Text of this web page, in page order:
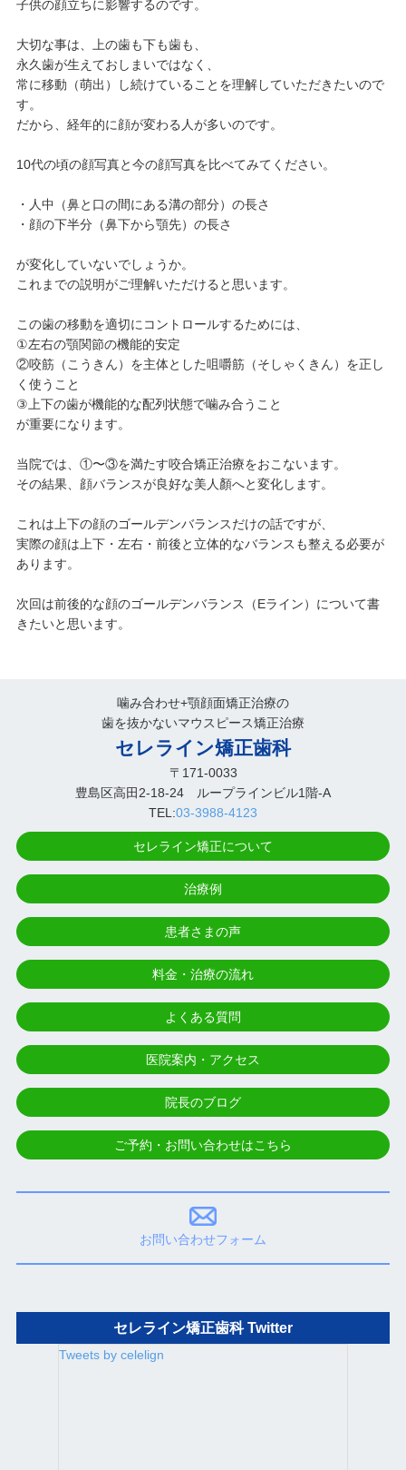
子供の顔立ちに影響するのです。
大切な事は、上の歯も下も歯も、
永久歯が生えておしまいではなく、
常に移動（萌出）し続けていることを理解していただきたいので
す。
だから、経年的に顔が変わる人が多いのです。
10代の頃の顔写真と今の顔写真を比べてみてください。
・人中（鼻と口の間にある溝の部分）の長さ
・顔の下半分（鼻下から顎先）の長さ
が変化していないでしょうか。
これまでの説明がご理解いただけると思います。
この歯の移動を適切にコントロールするためには、
①左右の顎関節の機能的安定
②咬筋（こうきん）を主体とした咀嚼筋（そしゃくきん）を正し
く使うこと
③上下の歯が機能的な配列状態で噛み合うこと
が重要になります。
当院では、①〜③を満たす咬合矯正治療をおこないます。
その結果、顔バランスが良好な美人顏へと変化します。
これは上下の顔のゴールデンバランスだけの話ですが、
実際の顔は上下・左右・前後と立体的なバランスも整える必要が
あります。
次回は前後的な顔のゴールデンバランス（Eライン）について書
きたいと思います。
噛み合わせ+顎顔面矯正治療の
歯を抜かないマウスピース矯正治療
セレライン矯正歯科
〒171-0033
豊島区高田2-18-24 ループラインビル1階-A
TEL:03-3988-4123
セレライン矯正について
治療例
患者さまの声
料金・治療の流れ
よくある質問
医院案内・アクセス
院長のブログ
ご予約・お問い合わせはこちら
お問い合わせフォーム
セレライン矯正歯科 Twitter
Tweets by celelign